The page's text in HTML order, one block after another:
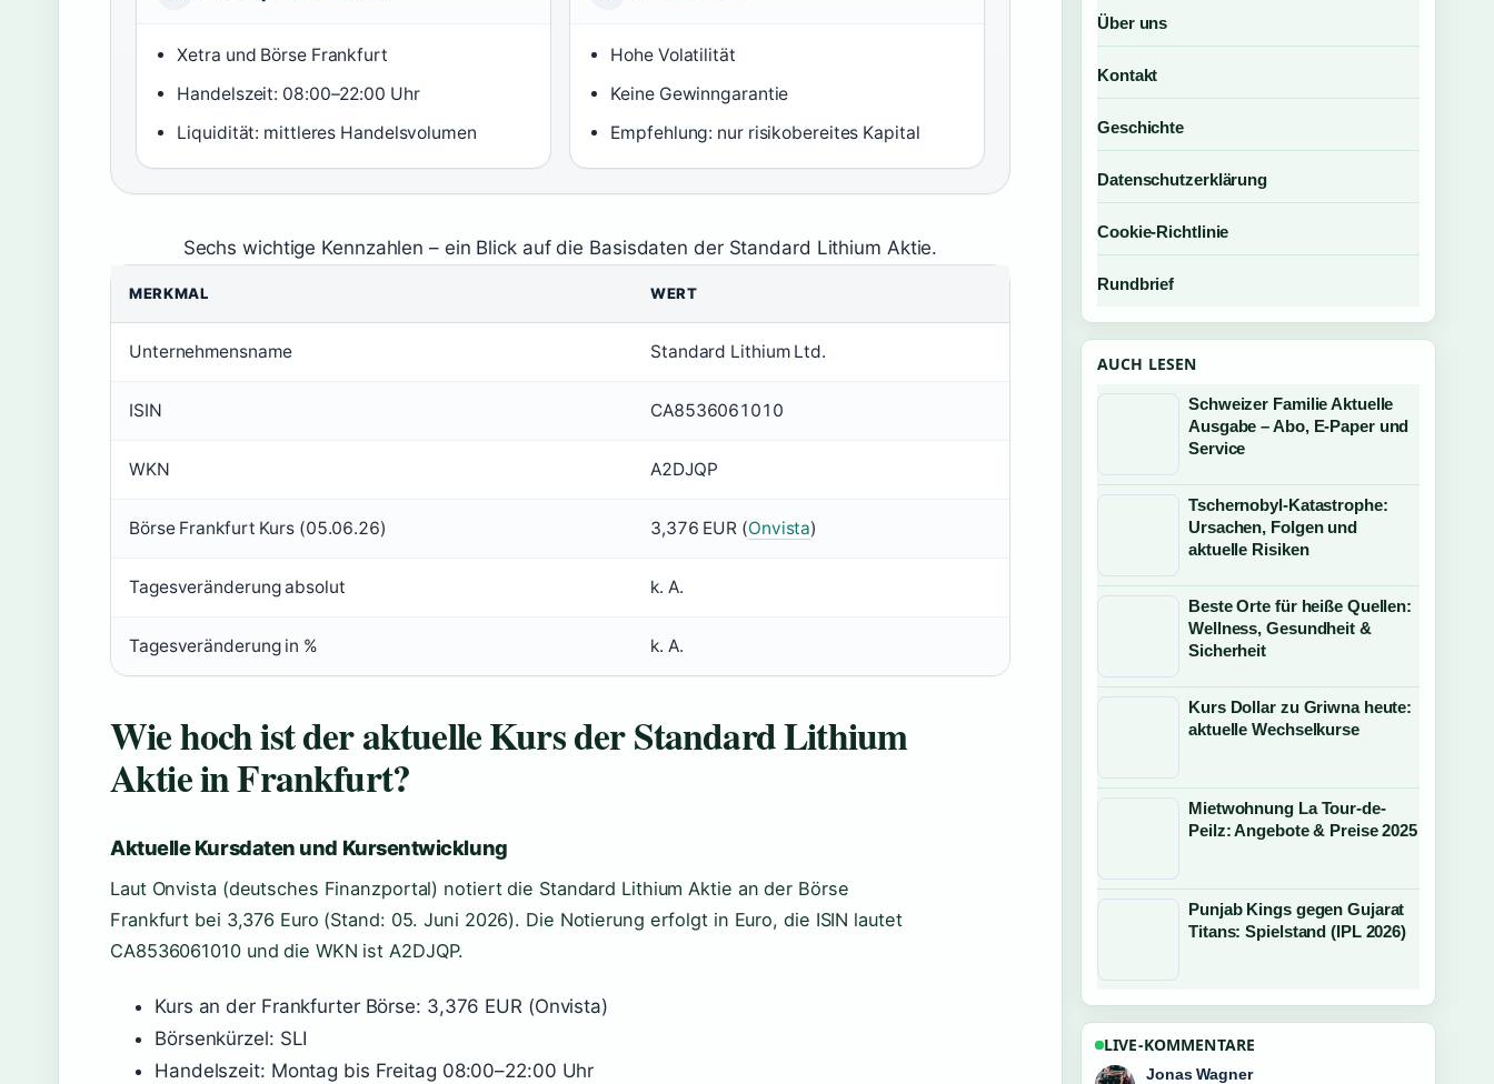
Xetra und Börse Frankfurt
Handelszeit: 08:00–22:00 Uhr
Liquidität: mittleres Handelsvolumen
Hohe Volatilität
Keine Gewinngarantie
Empfehlung: nur risikobereites Kapital
Sechs wichtige Kennzahlen – ein Blick auf die Basisdaten der Standard Lithium Aktie.
MERKMAL WERT
Unternehmensname Standard Lithium Ltd.
ISIN CA8536061010
WKN A2DJQP
Börse Frankfurt Kurs (05.06.26) 3,376 EUR (Onvista)
Tagesveränderung absolut k. A.
Tagesveränderung in % k. A.
Wie hoch ist der aktuelle Kurs der Standard Lithium
Aktie in Frankfurt?
Aktuelle Kursdaten und Kursentwicklung
Laut Onvista (deutsches Finanzportal) notiert die Standard Lithium Aktie an der Börse
Frankfurt bei 3,376 Euro (Stand: 05. Juni 2026). Die Notierung erfolgt in Euro, die ISIN lautet
CA8536061010 und die WKN ist A2DJQP.
Kurs an der Frankfurter Börse: 3,376 EUR (Onvista)
Börsenkürzel: SLI
Handelszeit: Montag bis Freitag 08:00–22:00 Uhr
Über uns
Kontakt
Geschichte
Datenschutzerklärung
Cookie-Richtlinie
Rundbrief
AUCH LESEN
Schweizer Familie Aktuelle
Ausgabe – Abo, E-Paper und
Service
Tschernobyl-Katastrophe:
Ursachen, Folgen und
aktuelle Risiken
Beste Orte für heiße Quellen:
Wellness, Gesundheit &
Sicherheit
Kurs Dollar zu Griwna heute:
aktuelle Wechselkurse
Mietwohnung La Tour-de-
Peilz: Angebote & Preise 2025
Punjab Kings gegen Gujarat
Titans: Spielstand (IPL 2026)
LIVE-KOMMENTARE
Jonas Wagner